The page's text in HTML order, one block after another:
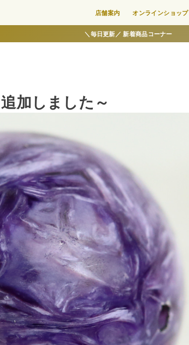
店舗案内 オンラインショップ
＼毎日更新／ 新着商品コーナー
加しました～